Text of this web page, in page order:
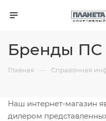
Бренды ПС
Главная — Справочная
Наш интернет-магазин
дилером